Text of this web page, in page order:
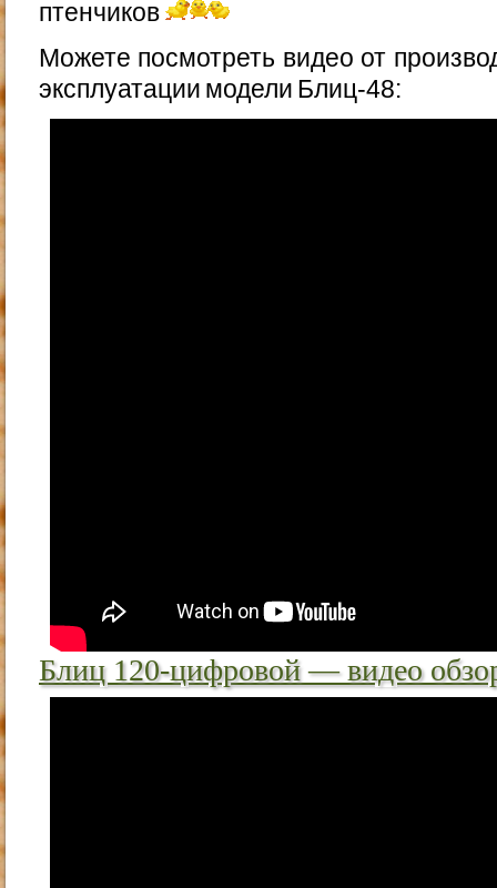
птенчиков
Можете посмотреть видео от
эксплуатации модели Блиц-48:
Блиц 120-цифровой — видео